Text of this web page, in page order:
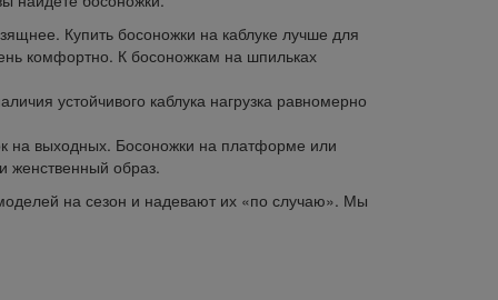
Купить босоножки на каблуке лучше для
комфортно. К босоножкам на шпильках
устойчивого каблука нагрузка равномерно
на выходных. Босоножки на платформе или
женственный образ.
на сезон и надевают их «по случаю». Мы